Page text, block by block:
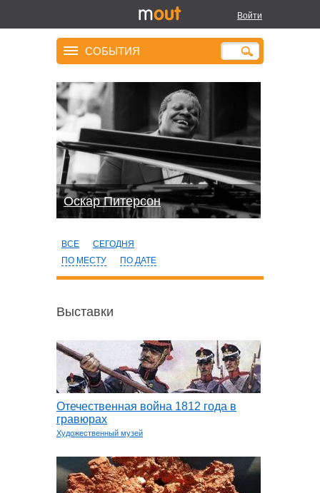
Войти
СОБЫТИЯ
Оскар Питерсон
ВСЕ
СЕГОДНЯ
ПО МЕСТУ
ПО ДАТЕ
Выставки
Отечественная война 1812 года в
гравюрах
Художественный музей